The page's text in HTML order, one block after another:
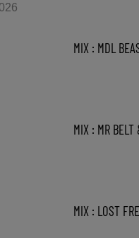
MIX : MDL
MIX : MR BELT
MIX : LOST